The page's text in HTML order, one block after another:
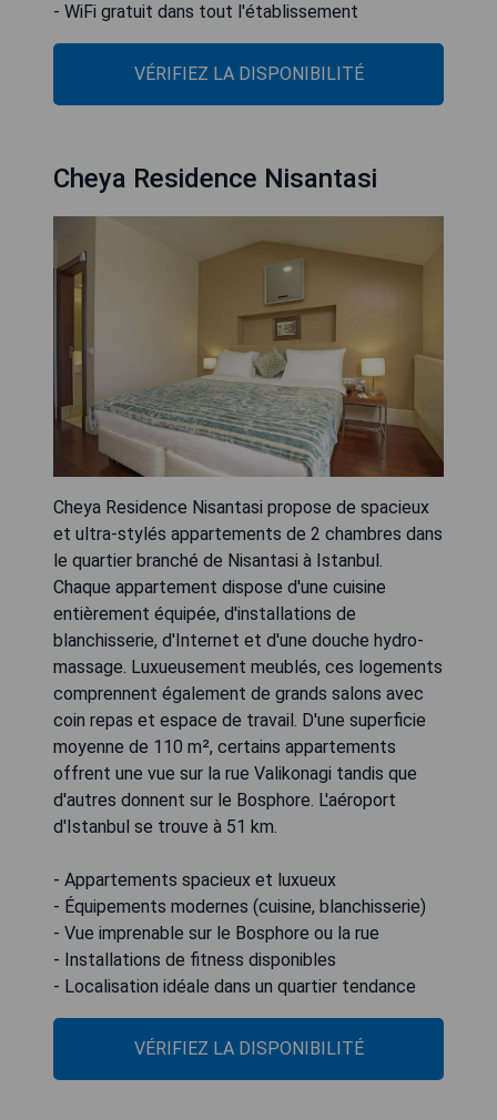
- WiFi gratuit dans tout l'établissement
VÉRIFIEZ LA DISPONIBILITÉ
Cheya Residence Nisantasi
Cheya Residence Nisantasi propose de spacieux
et ultra-stylés appartements de 2 chambres dans
le quartier branché de Nisantasi à Istanbul.
Chaque appartement dispose d'une cuisine
entièrement équipée, d'installations de
blanchisserie, d'Internet et d'une douche hydro-
massage. Luxueusement meublés, ces logements
comprennent également de grands salons avec
coin repas et espace de travail. D'une superficie
moyenne de 110 m², certains appartements
offrent une vue sur la rue Valikonagi tandis que
d'autres donnent sur le Bosphore. L'aéroport
d'Istanbul se trouve à 51 km.
- Appartements spacieux et luxueux
- Équipements modernes (cuisine, blanchisserie)
- Vue imprenable sur le Bosphore ou la rue
- Installations de fitness disponibles
- Localisation idéale dans un quartier tendance
VÉRIFIEZ LA DISPONIBILITÉ